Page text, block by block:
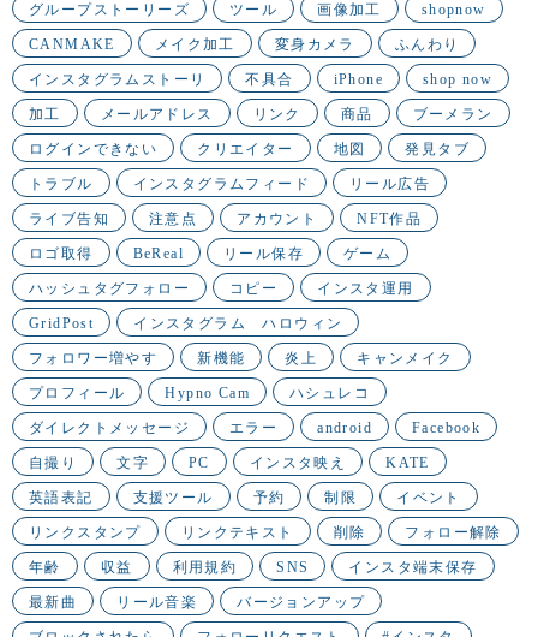
グループストーリーズ ツール 画像加工 shopnow
CANMAKE メイク加工 変身カメラ ふんわり
インスタグラムストーリ 不具合 iPhone shop now
加工 メールアドレス リンク 商品 ブーメラン
ログインできない クリエイター 地図 発見タブ
トラブル インスタグラムフィード リール広告
ライブ告知 注意点 アカウント NFT作品
ロゴ取得 BeReal リール保存 ゲーム
ハッシュタグフォロー コピー インスタ運用
GridPost インスタグラム ハロウィン
フォロワー増やす 新機能 炎上 キャンメイク
プロフィール Hypno Cam ハシュレコ
ダイレクトメッセージ エラー android Facebook
自撮り 文字 PC インスタ映え KATE
英語表記 支援ツール 予約 制限 イベント
リンクスタンプ リンクテキスト 削除 フォロー解除
年齢 収益 利用規約 SNS インスタ端末保存
最新曲 リール音楽 バージョンアップ